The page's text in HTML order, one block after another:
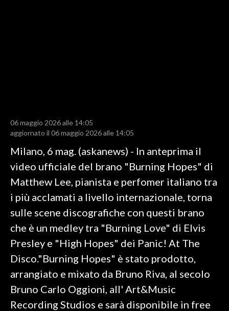
RISULTATI E CLASSIFICHE
CALCIO REGIONALE
BASKET
VOLLEY
MOTORI
TENNIS
ALTRI SPORT
CULTURA
SPETTACOLI
GOSSIP
06 maggio 2026 alle 14:05
aggiornato il 06 maggio 2026 alle 14:05
Milano, 6 mag. (askanews) - In anteprima il
video ufficiale del brano "Burning Hopes" di
Matthew Lee, pianista e perfomer italiano tra
i più acclamati a livello internazionale, torna
sulle scene discografiche con questi brano
che è un medley tra "Burning Love" di Elvis
Presley e "High Hopes" dei Panic! At The
Disco."Burning Hopes" è stato prodotto,
arrangiato e mixato da Bruno Riva, al secolo
Bruno Carlo Oggioni, all' Art&Music
Recording Studios e sarà disponibile in free